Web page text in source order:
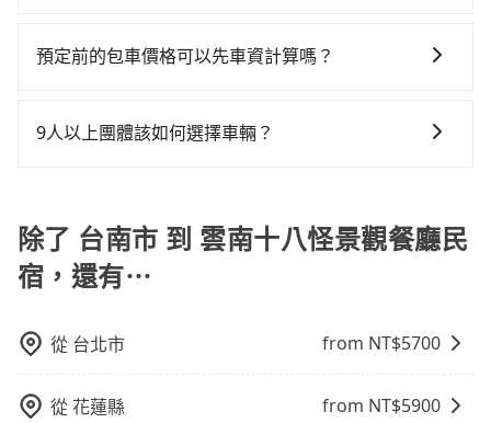
擇搭乘高鐵而不預約包車，不僅每人至少額外負擔190元
考tripool的拼車共乘服務，最多可再節省50%的交通費
凹的車門仍未被修理，每一次租車都好像在開樂透一
車位，對於急著用車或者要載其他乘客的人來說就有不
就顯得非常不便。
怪景觀餐廳民宿所在的南投縣的計程車更難叫，該縣市
建議最好先上網預約，以免當場被坑受騙。雖然台南市
$2,300。
因來自於自行研發的AI車輛調度演算法，能有效降低空
雙十等）能用更少的司機來服務更多的旅客，意味著使
保證前一天中午以前均可全額取消退費，如已經決定好
要從台南市去雲南十八怪景觀餐廳民宿，請儘早下訂以
把握最划算的價格。
帳，完全符合台灣的法律規範。
車、私家車或野雞車在招攬生意，這不僅是違法可能被
都無法監控或追查。最好別為了省小錢而冒上不必要的
險。最好辨別叫的車是否合法，就看車牌的開頭，只要
不是R或T開頭的車，就一定是違法。
預定前的包車價格可以先車資計算嗎？
無隱藏費用，讓您可以隨時掌握交通開支。
9人以上團體該如何選擇車輛？
客車最多座位數量就是9人，如扣掉司機就只能乘坐8位
乘客，如果要10人以上就是營業大客車的範疇，也就是
中型巴士或大型遊覽車。非法改裝的車輛，不僅與車輛
請下車終止行程事小，如果發生意外，保險公司可不予
賠償就事大了。千萬別為了省小錢而把朋友親人的安全
給賭上。通常人數沒有超過10位，建議預約一台九人座
與一台小轎車比較划算，如人數超過12位就一定是叫一
除了 台南市 到 雲南十八怪景觀餐廳民
宿，還有⋯
從 台北市 from NT$5700
從花蓮縣 from NT$5900